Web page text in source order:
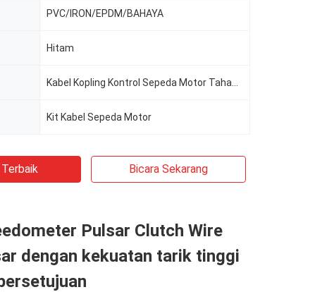
PVC/IRON/EPDM/BAHAYA
Hitam
Kit Kabel Sepeda Motor
Bicara Sekarang
Pulsar Clutch Wire
dengan kekuatan tarik tinggi